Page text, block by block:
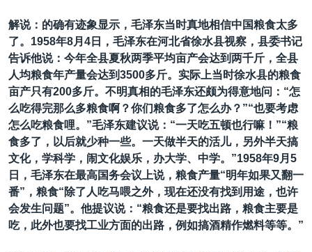
解说：的确有迹象显示，毛泽东当时真地相信中国粮食太多
了。1958年8月4日，毛泽东在河北省徐水县视察，县委书记
告诉他说：今年全县夏秋两季平均亩产会达到两千斤，全县
人均粮食年产量会达到3500多斤。实际上当时徐水县的粮食
亩产只有200多斤。不明真相的毛泽东还颇为得意地问：“怎
么吃得完那么多粮食啊？你们粮食多了怎么办？”“也要考虑
怎么吃粮食哩。”毛泽东建议说：“一天吃五顿也行嘛！”“粮
食多了，以后就少种一些。一天做半天的活儿，另外半天搞
文化，学科学，闹文化娱乐，办大学、中学。”1958年9月5
日，毛泽东在最高国务会议上说，粮食产量“明年如果又翻一
番”，粮食“除了人吃马喂之外，现在还没有找到用途，也许
会发生问题”。他提议说：“粮食还是要找出路，粮食主要是
吃，此外也要找工业方面的出路，例如搞酒精作燃料等等。”